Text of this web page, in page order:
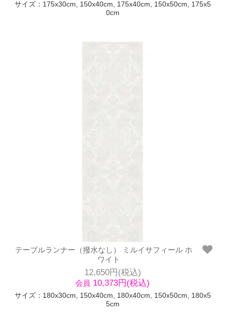
サイズ：175x30cm, 150x40cm, 175x40cm, 150x50cm, 175x5
0cm
テーブルランナー（撥水なし） ミルイサフィール ホ
ワイト
12,650円(税込)
会員 10,373円(税込)
サイズ：180x30cm, 150x40cm, 180x40cm, 150x50cm, 180x5
5cm